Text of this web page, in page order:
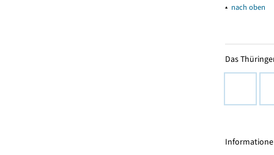
▴ nach oben
Das